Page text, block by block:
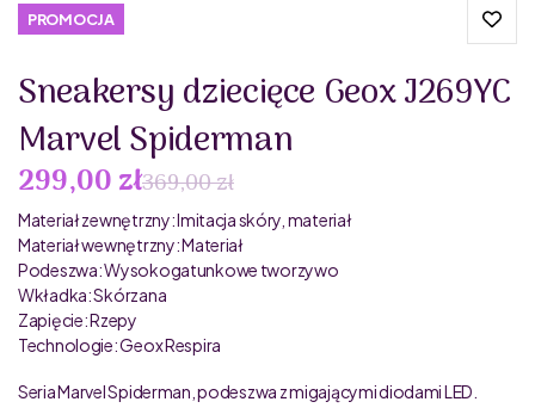
PROMOCJA
Sneakersy dziecięce Geox J269YC
Marvel Spiderman
299,00 zł369,00 zł
Materiał zewnętrzny: Imitacja skóry, materiał
Materiał wewnętrzny: Materiał
Podeszwa: Wysokogatunkowe tworzywo
Wkładka: Skórzana
Zapięcie: Rzepy
Technologie: Geox Respira
Seria Marvel Spiderman, podeszwa z migającymi diodami LED.